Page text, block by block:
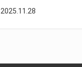
2025.11.28